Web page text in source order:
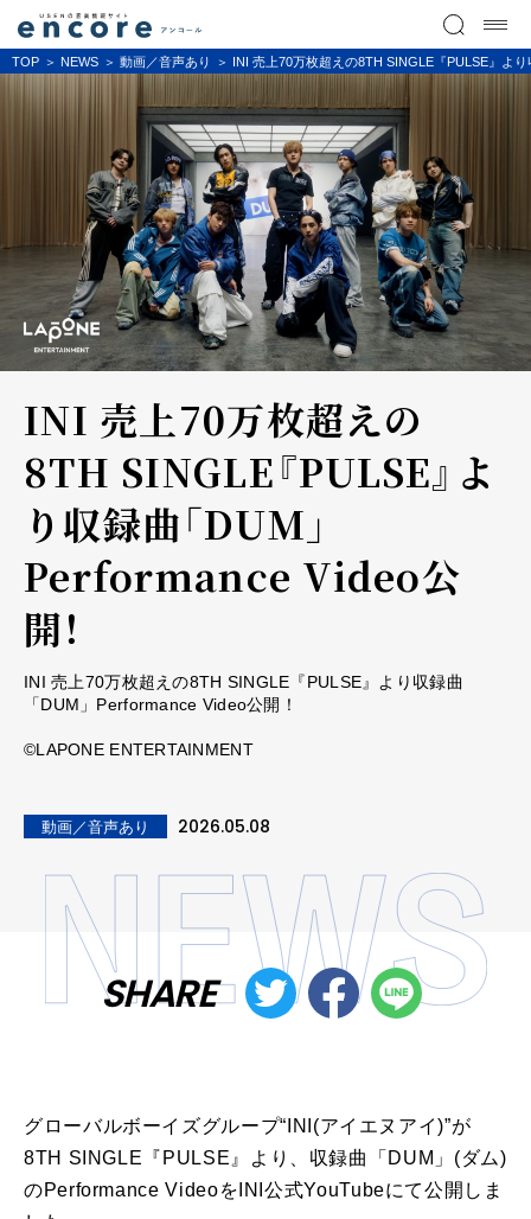
TOP NEWS 動画／音声あり INI 売上70万枚超えの8TH SINGLE『PULSE』よ
INI 売上70万枚超えの
8TH SINGLE『PULSE』よ
り収録曲「DUM」
Performance Video公
開！
INI 売上70万枚超えの8TH SINGLE『PULSE』より収録曲
「DUM」Performance Video公開！
©LAPONE ENTERTAINMENT
動画／音声あり 2026.05.08
SHARE
グローバルボーイズグループ“INI(アイエヌアイ)”が
8TH SINGLE『PULSE』より、収録曲「DUM」(ダム)
のPerformance VideoをINI公式YouTubeにて公開しま